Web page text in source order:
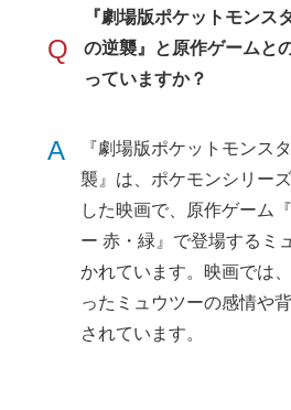
Q
『劇場版ポケットモンス
の逆襲』と原作ゲームと
っていますか？
A
『劇場版ポケットモンス
襲』は、ポケモンシリー
した映画で、原作ゲーム
ー 赤・緑』で登場するミ
かれています。映画では
ったミュウツーの感情や
されています。